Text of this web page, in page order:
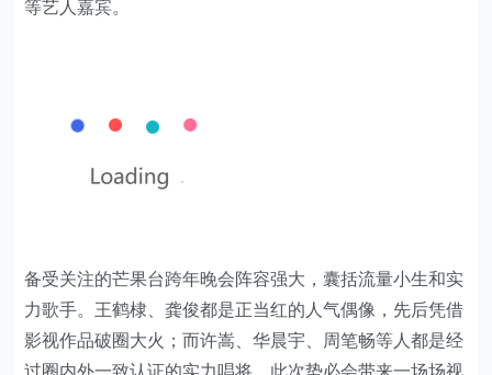
等艺人嘉宾。
备受关注的芒果台跨年晚会阵容强大，囊括流量小生和实
力歌手。王鹤棣、龚俊都是正当红的人气偶像，先后凭借
影视作品破圈大火；而许嵩、华晨宇、周笔畅等人都是经
过圈内外一致认证的实力唱将，此次势必会带来一场场视